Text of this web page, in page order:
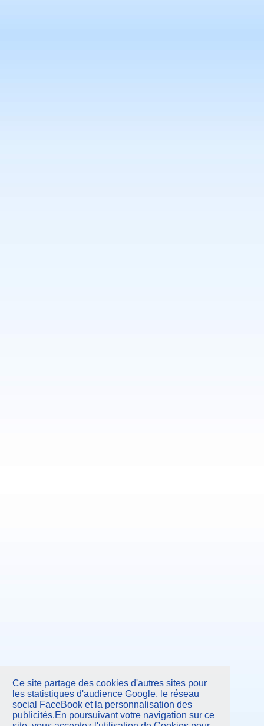
Ce site partage des cookies d'autres sites pour
les statistiques d'audience Google, le réseau
social FaceBook et la personnalisation des
publicités.En poursuivant votre navigation sur ce